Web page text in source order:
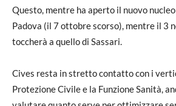
Questo, mentre ha aperto il nuovo
Padova (il 7 ottobre scorso), mentre il 3
toccherà a quello di Sassari.
Cives resta in stretto contatto con i
Protezione Civile e la Funzione Sanità,